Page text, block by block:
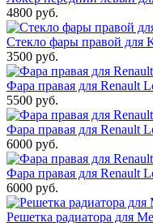
4800 руб.
Стекло фары правой для
3500 руб.
Фара правая для Renault
5500 руб.
Фара правая для Renault
6000 руб.
Фара правая для Renault
6000 руб.
Решетка радиатора для